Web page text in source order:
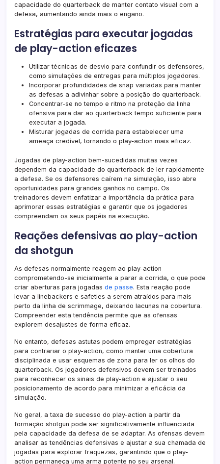
capacidade do quarterback de manter contato visual com a
defesa, aumentando ainda mais o engano.
Estratégias para executar jogadas
de play-action eficazes
Utilizar técnicas de desvio para confundir os defensores,
como simulações de entregas para múltiplos jogadores.
Incorporar profundidades de snap variadas para manter
as defesas a adivinhar sobre a posição do quarterback.
Concentrar-se no tempo e ritmo na proteção da linha
ofensiva para dar ao quarterback tempo suficiente para
executar a jogada.
Misturar jogadas de corrida para estabelecer uma
ameaça credível, tornando o play-action mais eficaz.
Jogadas de play-action bem-sucedidas muitas vezes
dependem da capacidade do quarterback de ler rapidamente
a defesa. Se os defensores caírem na simulação, isso abre
oportunidades para grandes ganhos no campo. Os
treinadores devem enfatizar a importância da prática para
aprimorar essas estratégias e garantir que os jogadores
compreendam os seus papéis na execução.
Reações defensivas ao play-action
da shotgun
As defesas normalmente reagem ao play-action
comprometendo-se inicialmente a parar a corrida, o que pode
criar aberturas para jogadas de passe. Esta reação pode
levar a linebackers e safeties a serem atraídos para mais
perto da linha de scrimmage, deixando lacunas na cobertura.
Compreender esta tendência permite que as ofensas
explorem desajustes de forma eficaz.
No entanto, defesas astutas podem empregar estratégias
para contrariar o play-action, como manter uma cobertura
disciplinada e usar esquemas de zona para ler os olhos do
quarterback. Os jogadores defensivos devem ser treinados
para reconhecer os sinais de play-action e ajustar o seu
posicionamento de acordo para minimizar a eficácia da
simulação.
No geral, a taxa de sucesso do play-action a partir da
formação shotgun pode ser significativamente influenciada
pela capacidade da defesa de se adaptar. As ofensas devem
analisar as tendências defensivas e ajustar a sua chamada de
jogadas para explorar fraquezas, garantindo que o play-
action permaneça uma arma potente no seu arsenal.